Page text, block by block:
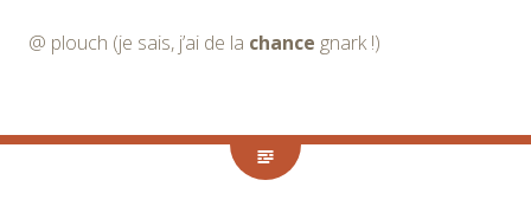
@ plouch (je sais, j’ai de la chance gnark !)